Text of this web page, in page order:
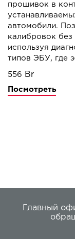
прошивок в
автомобили.
калибровок
используя
типов ЭБУ, где
556
Посмотреть
Главный